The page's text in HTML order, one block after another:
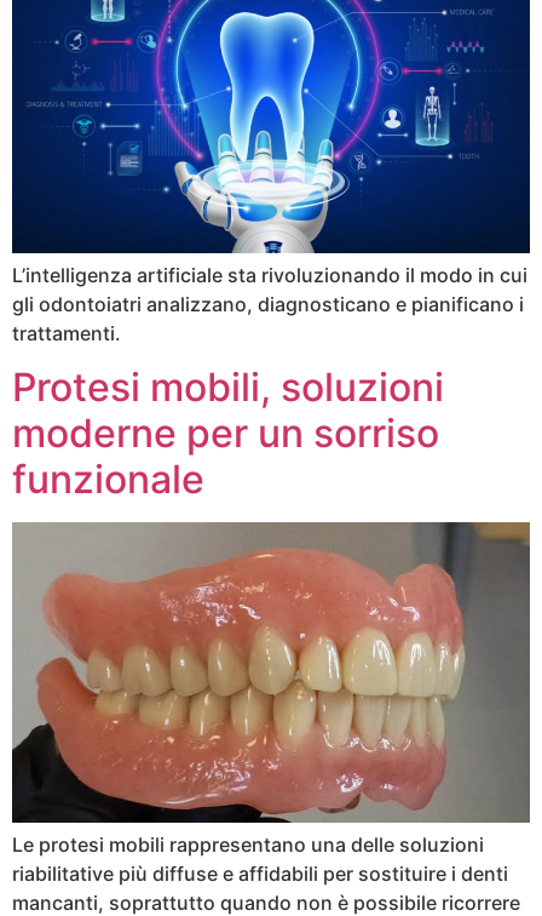
L’intelligenza artificiale sta rivoluzionando il modo in cui
gli odontoiatri analizzano, diagnosticano e pianificano i
trattamenti.
Protesi mobili, soluzioni
moderne per un sorriso
funzionale
Le protesi mobili rappresentano una delle soluzioni
riabilitative più diffuse e affidabili per sostituire i denti
mancanti, soprattutto quando non è possibile ricorrere